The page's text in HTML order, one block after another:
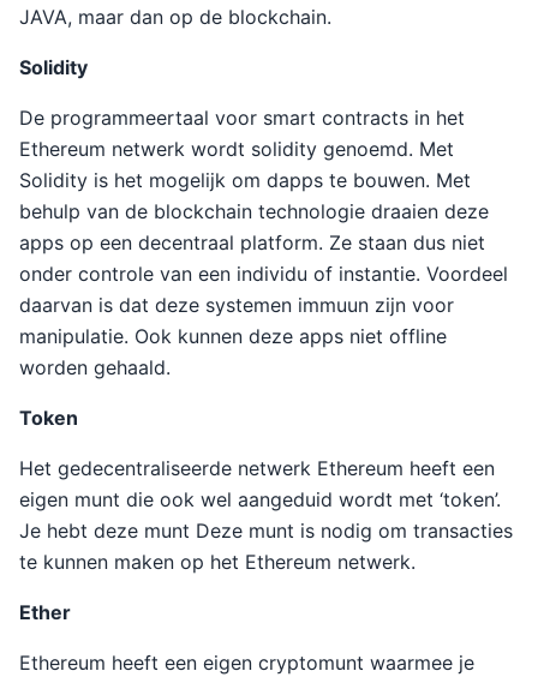
JAVA, maar dan op de blockchain.
Solidity
De programmeertaal voor smart contracts in het
Ethereum netwerk wordt solidity genoemd. Met
Solidity is het mogelijk om dapps te bouwen. Met
behulp van de blockchain technologie draaien deze
apps op een decentraal platform. Ze staan dus niet
onder controle van een individu of instantie. Voordeel
daarvan is dat deze systemen immuun zijn voor
manipulatie. Ook kunnen deze apps niet offline
worden gehaald.
Token
Het gedecentraliseerde netwerk Ethereum heeft een
eigen munt die ook wel aangeduid wordt met ‘token’.
Je hebt deze munt Deze munt is nodig om transacties
te kunnen maken op het Ethereum netwerk.
Ether
Ethereum heeft een eigen cryptomunt waarmee je